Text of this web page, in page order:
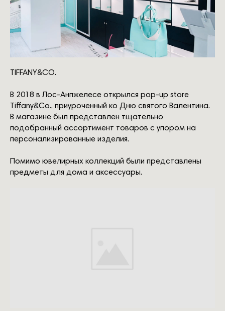
TIFFANY&CO.
B 2018 в Лос-Анпжелесе открылся pop-up store
Tiffany&Co., приуроченный ко Дню святого Валентина.
В магазине был представлен тщательно
подобранный ассортимент товаров с упором на
персонализированные изделия.
Помимо ювелирных коллекций были представлены
предметы для дома и аксессуары.